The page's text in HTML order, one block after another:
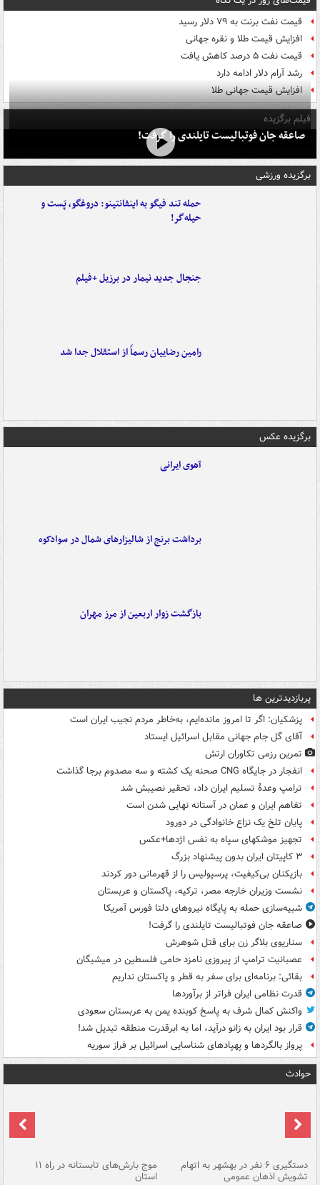
قیمت نفت برنت به ۷۹ دلار رسید
افزایش قیمت طلا و نقره جهانی
قیمت نفت ۵ درصد کاهش یافت
رشد آرام دلار ادامه دارد
افزایش قیمت جهانی طلا
فیلم برگزیده
صاعقه جان فوتبالیست تایلندی را گرفت!
برگزیده ورزشی
حمله تند فیگو به اینفانتینو: دروغگو، پَست‌ و
حیله‌گر!
جنجال جدید نیمار در برزیل +فیلم
رامین رضاییان رسماً از استقلال جدا شد
برگزیده عکس
آهوی ایرانی
برداشت برنج از شالیزارهای شمال در سوادکوه
بازگشت زوار اربعین از مرز مهران
پربازدیدترین ها
پزشکیان: اگر تا امروز مانده‌ایم، به‌خاطر مردم نجیب ایران است
آقای گل جام جهانی مقابل اسرائیل ایستاد
تمرین رزمی تکاوران ارتش
انفجار در جایگاه CNG صحنه یک کشته و سه مصدوم برجا گذاشت
ترامپ وعدۀ تسلیم ایران داد، تحقیر نصیبش شد
تفاهم ایران و عمان در آستانه نهایی شدن است
پایان تلخ یک نزاع خانوادگی در دورود
تجهیز موشکهای سپاه به نفس اژدها+عکس
۳ کاپیتان ایران بدون پیشنهاد بزرگ
بازیکنان بی‌کیفیت، پرسپولیس را از قهرمانی دور کردند
نشست وزیران خارجه مصر، ترکیه، پاکستان و عربستان
شبیه‌سازی حمله به پایگاه نیروهای دلتا فورس آمریکا
صاعقه جان فوتبالیست تایلندی را گرفت!
سناریوی بلاگر زن برای قتل شوهرش
عصبانیت ترامپ از پیروزی نامزد حامی فلسطین در میشیگان
بقائی: برنامه‌ای برای سفر به قطر و پاکستان نداریم
قدرت نظامی ایران فراتر از برآوردها
واکنش کمال شرف به پاسخ کوبنده یمن به عربستان سعودی
قرار بود ایران به زانو درآید، اما به ابرقدرت منطقه تبدیل شد!
پرواز بالگردها و پهپادهای شناسایی اسرائیل بر فراز سوریه
حوادث
دستگیری ۶ نفر در بهشهر به اتهام
تشویش اذهان عمومی
موج بارش‌های تابستانه در راه ۱۱
استان